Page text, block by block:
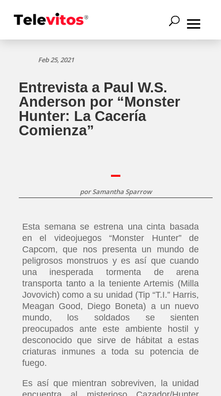
Feb 25, 2021
Entrevista a Paul W.S.
Anderson por “Monster
Hunter: La Cacería
Comienza”
porSamantha Sparrow
Esta semana se estrena una cinta basada
en el videojuegos “Monster Hunter” de
Capcom, que nos presenta un mundo de
peligrosos monstruos y es así que cuando
una inesperada tormenta de arena
transporta tanto a la teniente Artemis (Milla
Jovovich) como a su unidad (Tip “T.I.” Harris,
Meagan Good, Diego Boneta) a un nuevo
mundo, los soldados se sienten
preocupados ante este ambiente hostil y
desconocido que sirve de hábitat a estas
criaturas inmunes a toda su potencia de
fuego.
Es así que mientran sobreviven, la unidad